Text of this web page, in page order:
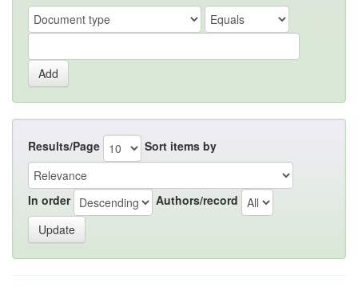
Results/Page Sort items by
In order Authors/record